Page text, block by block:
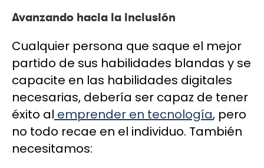
Avanzando hacia la inclusión
Cualquier persona que saque el mejor
partido de sus habilidades blandas y se
capacite en las habilidades digitales
necesarias, debería ser capaz de tener
éxito al emprender en tecnología, pero
no todo recae en el individuo. También
necesitamos: